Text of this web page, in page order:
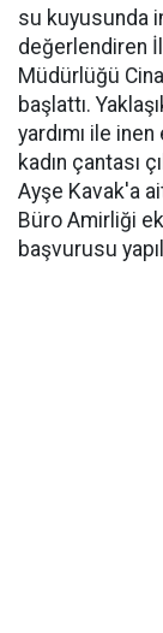
su kuyusunda
değerlendiren
Müdürlüğü
başlattı.
yardımı ile
kadın çantası
Ayşe Kavak'a
Büro Amirliği
başvurusu